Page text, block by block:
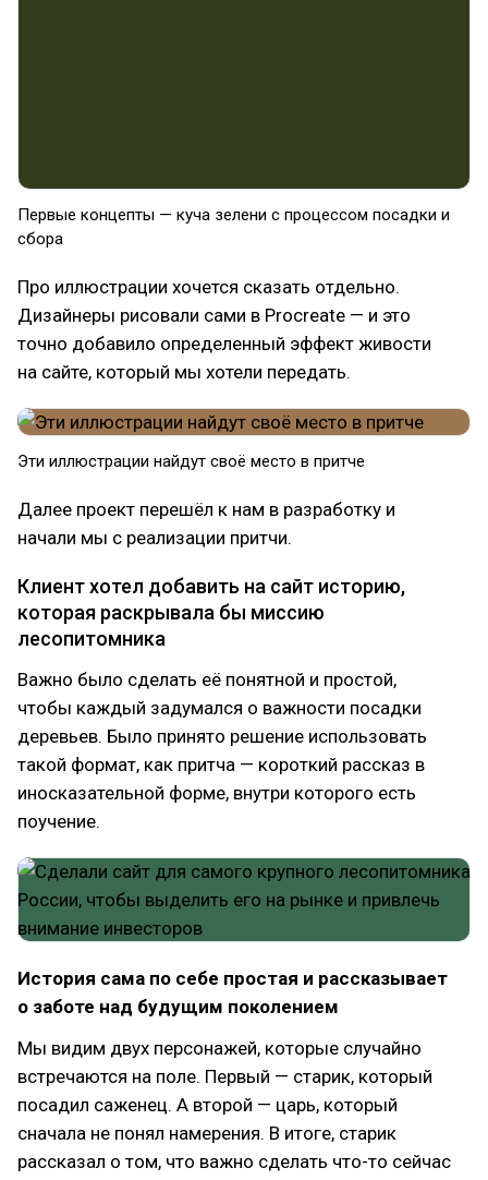
Первые концепты — куча зелени с процессом посадки и
сбора
Про иллюстрации хочется сказать отдельно.
Дизайнеры рисовали сами в Procreate — и это
точно добавило определенный эффект живости
на сайте, который мы хотели передать.
Эти иллюстрации найдут своё место в притче
Далее проект перешёл к нам в разработку и
начали мы с реализации притчи.
Клиент хотел добавить на сайт историю,
которая раскрывала бы миссию
лесопитомника
Важно было сделать её понятной и простой,
чтобы каждый задумался о важности посадки
деревьев. Было принято решение использовать
такой формат, как притча — короткий рассказ в
иносказательной форме, внутри которого есть
поучение.
История сама по себе простая и рассказывает
о заботе над будущим поколением
Мы видим двух персонажей, которые случайно
встречаются на поле. Первый — старик, который
посадил саженец. А второй — царь, который
сначала не понял намерения. В итоге, старик
рассказал о том, что важно сделать что-то сейчас